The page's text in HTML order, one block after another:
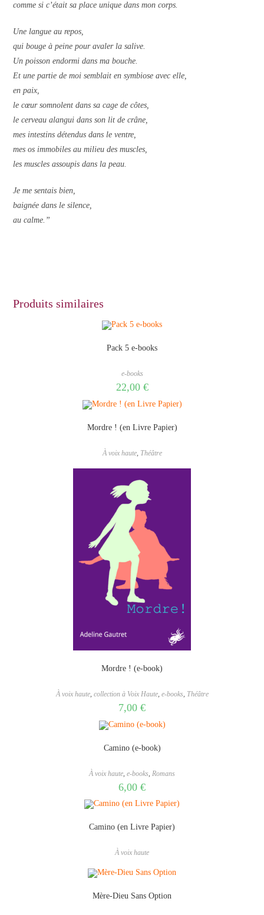
comme si c’était sa place unique dans mon corps.
Une langue au repos,
qui bouge à peine pour avaler la salive.
Un poisson endormi dans ma bouche.
Et une partie de moi semblait en symbiose avec elle,
en paix,
le cœur somnolent dans sa cage de côtes,
le cerveau alangui dans son lit de crâne,
mes intestins détendus dans le ventre,
mes os immobiles au milieu des muscles,
les muscles assoupis dans la peau.
Je me sentais bien,
baignée dans le silence,
au calme.”
Produits similaires
Pack 5 e-books
e-books
22,00 €
Mordre ! (en Livre Papier)
À voix haute, Théâtre
Mordre ! (e-book)
À voix haute, collection à Voix Haute, e-books, Théâtre
7,00 €
Camino (e-book)
À voix haute e-books Romans
6,00 €
Camino (en Livre Papier)
À voix haute
Mère-Dieu Sans Option